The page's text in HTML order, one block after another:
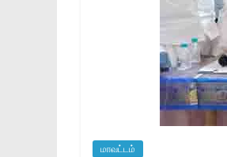
மாவட்டம்